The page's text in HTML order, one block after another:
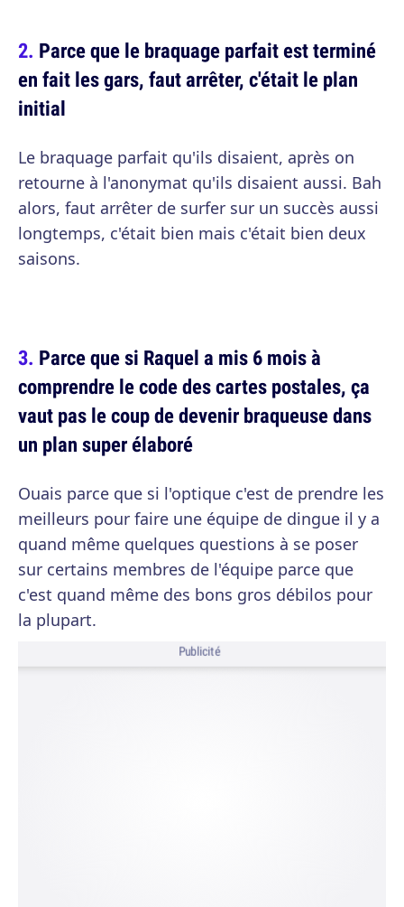
Parce que le braquage parfait est terminé
en fait les gars, faut arrêter, c'était le plan
initial
Le braquage parfait qu'ils disaient, après on
retourne à l'anonymat qu'ils disaient aussi. Bah
alors, faut arrêter de surfer sur un succès aussi
longtemps, c'était bien mais c'était bien deux
saisons.
Parce que si Raquel a mis 6 mois à
comprendre le code des cartes postales, ça
vaut pas le coup de devenir braqueuse dans
un plan super élaboré
Ouais parce que si l'optique c'est de prendre les
meilleurs pour faire une équipe de dingue il y a
quand même quelques questions à se poser
sur certains membres de l'équipe parce que
c'est quand même des bons gros débilos pour
la plupart.
Publicité